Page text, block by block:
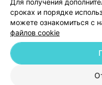
© 2026 ООО «Артокс Лаб», УНП
Для получения
сроках и порядке
можете ознакомиться с
файлов cookie